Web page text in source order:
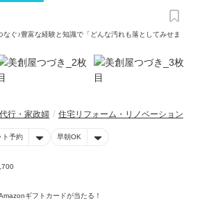
なぐ♪豊富な経験と知識で「どんな汚れも落としてみせま
行・家政婦 住宅リフォーム・リノベーション
ト予約 早朝OK
ギフトカードが当たる！